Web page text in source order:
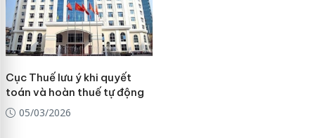
Cục Thuế lưu ý khi quyết
toán và hoàn thuế tự động
05/03/2026